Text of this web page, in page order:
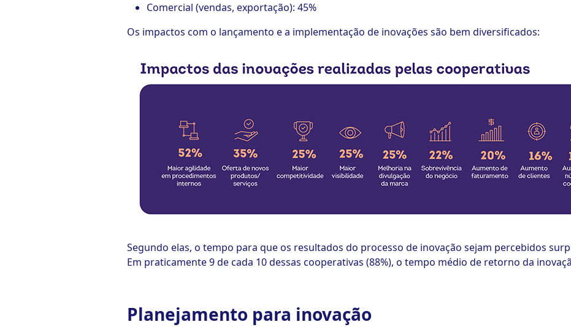
Comercial (vendas, exportação): 45%
Os impactos com o lançamento e a implementação de inovações são bem diversificados:
Segundo elas, o tempo para que os resultados do processo de inovação sejam percebidos
Em praticamente 9 de cada 10 dessas cooperativas (88%), o tempo médio de retorno da
Planejamento para inovação